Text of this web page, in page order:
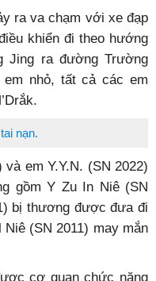
ra va chạm với xe đạp
khiển đi theo hướng
Jing ra đường Trường
nhỏ, tất cả các em
nạn.
và em Y.Y.N. (SN 2022)
gồm Y Zu In Niê (SN
bị thương được đưa đi
(SN 2011) may mắn
cơ quan chức năng